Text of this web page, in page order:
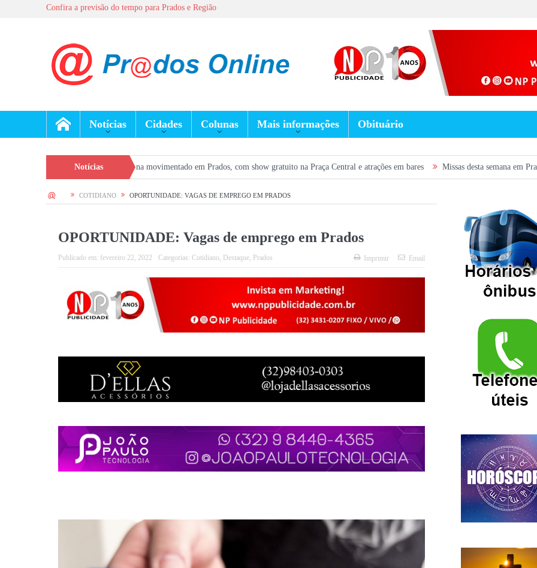
Confira a previsão do tempo para Prados e Região
Notícias Cidades Colunas Mais informações Obituário
Notícias
terá fim de semana movimentado em Prados, com show gratuito na Praça Central e atrações em bares Missas desta semana em Prados: confira a
HOME COTIDIANO OPORTUNIDADE: VAGAS DE EMPREGO EM PRADOS
OPORTUNIDADE: Vagas de emprego em Prados
Publicado em: fevereiro 22, 2022 Categorias: Cotidiano, Destaque, Prados Imprimir Email